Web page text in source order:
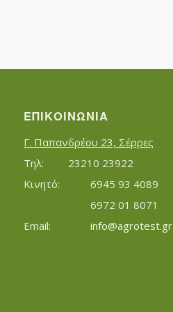
ΕΠΙΚΟΙΝΩΝΊΑ
Γ. Παπανδρέου 23, Σέρρες
Τηλ:		23210 23922
Κινητό:		6945 93 4089
			6972 01 8071
info@agrotest.gr